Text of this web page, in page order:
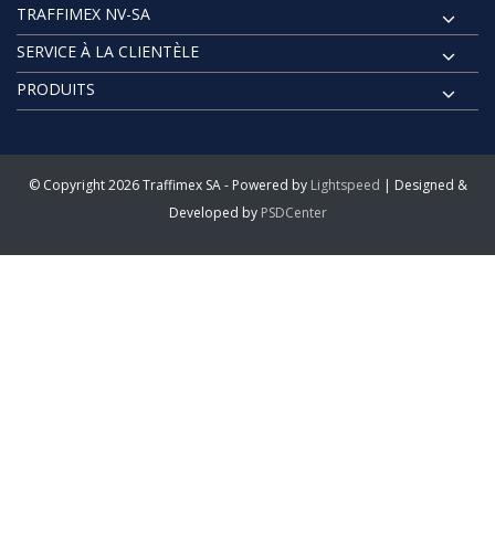
TRAFFIMEX NV-SA
SERVICE À LA CLIENTÈLE
PRODUITS
© Copyright 2026 Traffimex SA - Powered by Lightspeed | Designed &
Developed by PSDCenter